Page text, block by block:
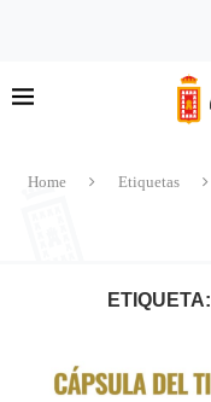
Home Etiquetas
ETIQUETA: